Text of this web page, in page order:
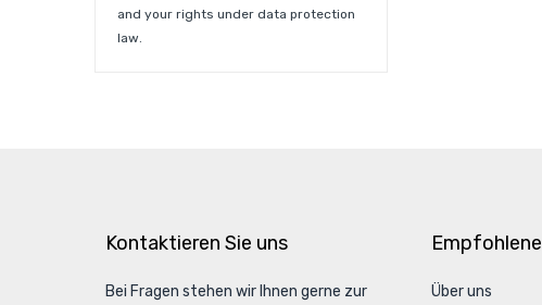
and your rights under data protection
law.
Kontaktieren Sie uns
Bei Fragen stehen wir Ihnen gerne zur
Über uns